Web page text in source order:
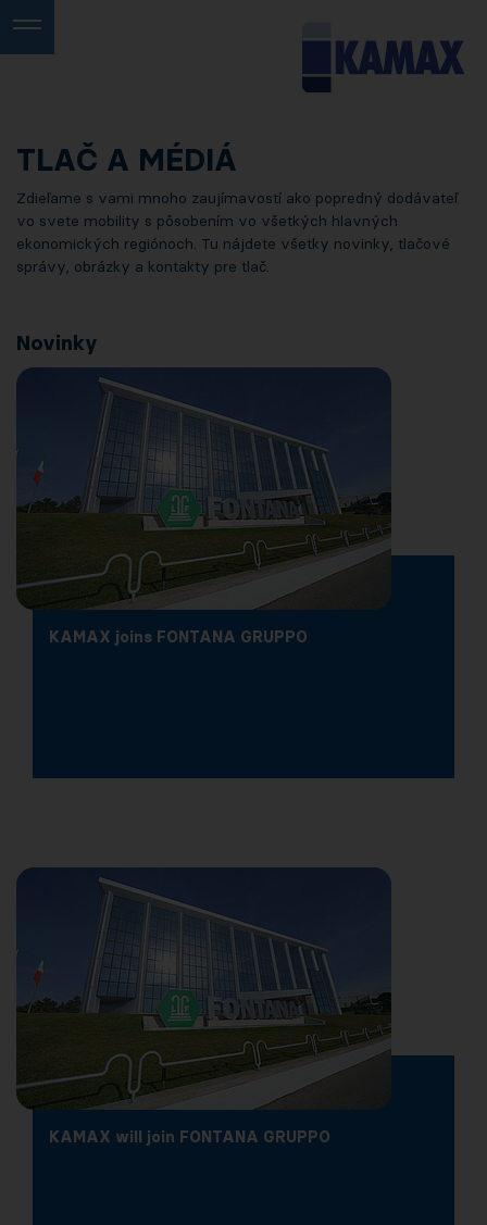
TLAČ A MÉDIÁ
Zdieľame s vami mnoho zaujímavostí ako popredný dodávateľ
vo svete mobility s pôsobením vo všetkých hlavných
ekonomických regiónoch. Tu nájdete všetky novinky, tlačové
správy, obrázky a kontakty pre tlač.
Novinky
KAMAX joins FONTANA GRUPPO
KAMAX will join FONTANA GRUPPO